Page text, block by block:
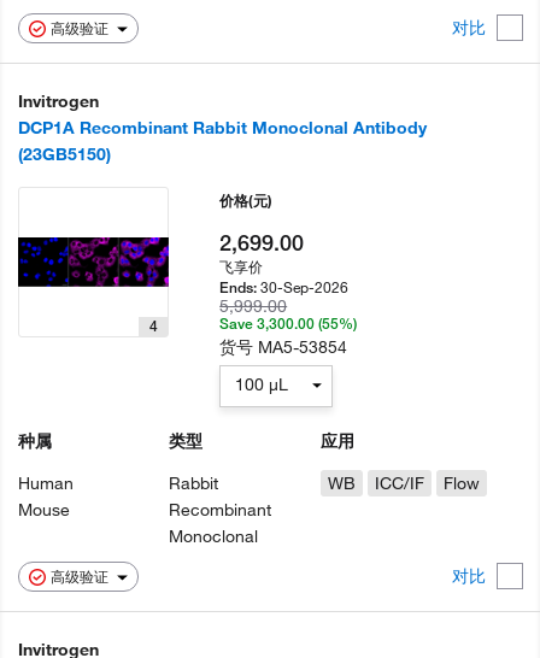
高级验证 对比
Invitrogen
DCP1A Recombinant Rabbit Monoclonal Antibody
(23GB5150)
高级验证 对比
4
种属
Human
Mouse
类型
Rabbit
Recombinant
Monoclonal
应用
WB
ICC/IF Flow
价格(元)
2,699.00
飞享价
Ends:30-Sep-2026
5,999.00
Save 3,300.00 (55%)
货号 MA5-53854
100 µL
Invitrogen